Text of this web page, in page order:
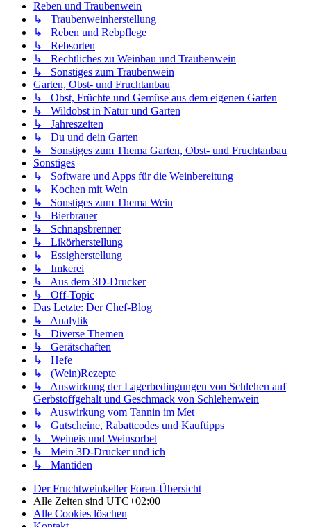
Reben und Traubenwein
↳ Traubenweinherstellung
↳ Reben und Rebpflege
↳ Rebsorten
↳ Rechtliches zu Weinbau und Traubenwein
↳ Sonstiges zum Traubenwein
Garten, Obst- und Fruchtanbau
↳ Obst, Früchte und Gemüse aus dem eigenen Garten
↳ Wildobst in Natur und Garten
↳ Jahreszeiten
↳ Du und dein Garten
↳ Sonstiges zum Thema Garten, Obst- und Fruchtanbau
Sonstiges
↳ Software und Apps für die Weinbereitung
↳ Kochen mit Wein
↳ Sonstiges zum Thema Wein
↳ Bierbrauer
↳ Schnapsbrenner
↳ Likörherstellung
↳ Essigherstellung
↳ Imkerei
↳ Aus dem 3D-Drucker
↳ Off-Topic
Das Letzte: Der Chef-Blog
↳ Analytik
↳ Diverse Themen
↳ Gerätschaften
↳ Hefe
↳ (Wein)Rezepte
↳ Auswirkung der Lagerbedingungen von Schlehen auf
Gerbstoffgehalt und Geschmack von Schlehenwein
↳ Auswirkung vom Tannin im Met
↳ Gutscheine, Rabattcodes und Kauftipps
↳ Weineis und Weinsorbet
↳ Mein 3D-Drucker und ich
↳ Mantiden
Der Fruchtweinkeller Foren-Übersicht
Alle Zeiten sind UTC+02:00
Alle Cookies löschen